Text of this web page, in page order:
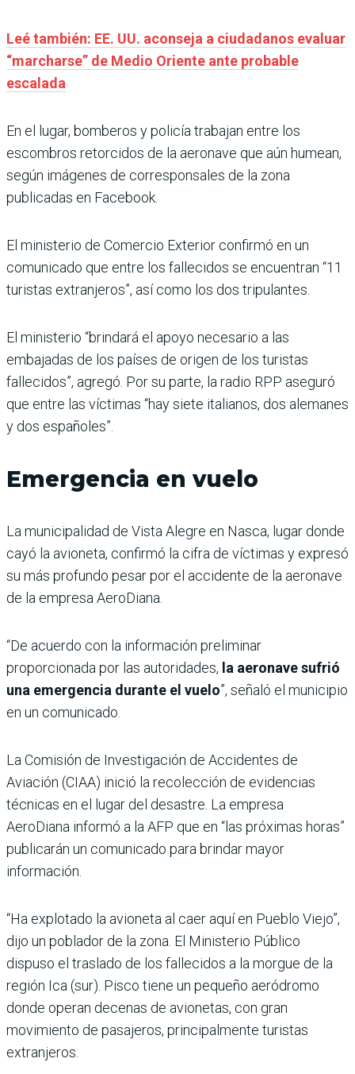
Leé también: EE. UU. aconseja a ciudadanos evaluar
“marcharse” de Medio Oriente ante probable
escalada
En el lugar, bomberos y policía trabajan entre los
escombros retorcidos de la aeronave que aún humean,
según imágenes de corresponsales de la zona
publicadas en Facebook.
El ministerio de Comercio Exterior confirmó en un
comunicado que entre los fallecidos se encuentran “11
turistas extranjeros”, así como los dos tripulantes.
El ministerio “brindará el apoyo necesario a las
embajadas de los países de origen de los turistas
fallecidos”, agregó. Por su parte, la radio RPP aseguró
que entre las víctimas “hay siete italianos, dos alemanes
y dos españoles”.
Emergencia en vuelo
La municipalidad de Vista Alegre en Nasca, lugar donde
cayó la avioneta, confirmó la cifra de víctimas y expresó
su más profundo pesar por el accidente de la aeronave
de la empresa AeroDiana.
“De acuerdo con la información preliminar
proporcionada por las autoridades, la aeronave sufrió
una emergencia durante el vuelo”, señaló el municipio
en un comunicado.
La Comisión de Investigación de Accidentes de
Aviación (CIAA) inició la recolección de evidencias
técnicas en el lugar del desastre. La empresa
AeroDiana informó a la AFP que en “las próximas horas”
publicarán un comunicado para brindar mayor
información.
“Ha explotado la avioneta al caer aquí en Pueblo Viejo”,
dijo un poblador de la zona. El Ministerio Público
dispuso el traslado de los fallecidos a la morgue de la
región Ica (sur). Pisco tiene un pequeño aeródromo
donde operan decenas de avionetas, con gran
movimiento de pasajeros, principalmente turistas
extranjeros.